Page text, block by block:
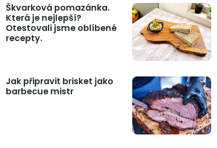
Škvarková pomazánka.
Která je nejlepší?
Otestovali jsme oblíbené
recepty.
Jak připravit brisket jako
barbecue mistr